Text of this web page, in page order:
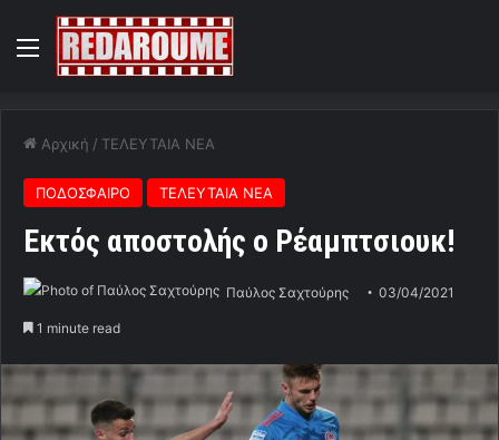
Menu
Αρχική / ΤΕΛΕΥΤΑΙΑ ΝΕΑ
ΠΟΔΟΣΦΑΙΡΟ ΤΕΛΕΥΤΑΙΑ ΝΕΑ
Εκτός αποστολής ο Ρέαμπτσιουκ!
Παύλος Σαχτούρης 03/04/2021
1 minute read